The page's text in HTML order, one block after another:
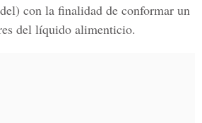
con la finalidad de conformar un
del líquido alimenticio.